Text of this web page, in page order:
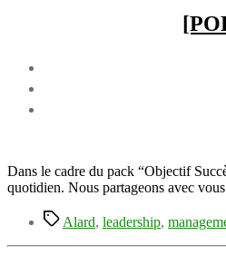
Dans le cadre du pack “Objectif
quotidien. Nous partageons avec
Étiquettes
Alard, leadership,